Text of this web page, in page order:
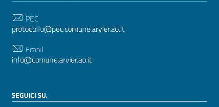
PEC
protocollo@pec.comune.arvier.ao.it
Email
info@comune.arvier.ao.it
SEGUICI SU.